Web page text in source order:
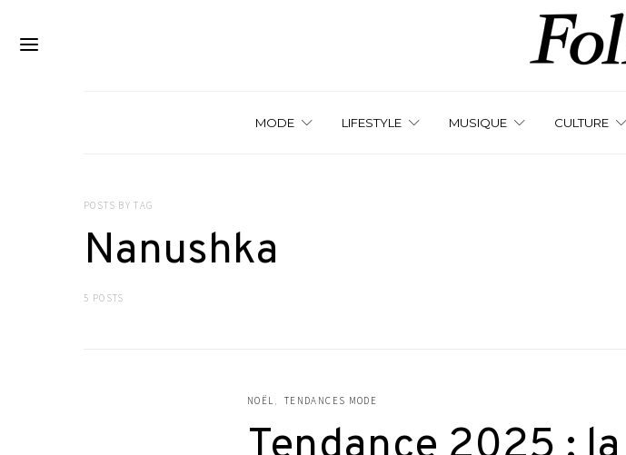
MODE LIFESTYLE MUSIQUE CULTURE
POSTS BY TAG
Nanushka
5 POSTS
NOËL TENDANCES MODE